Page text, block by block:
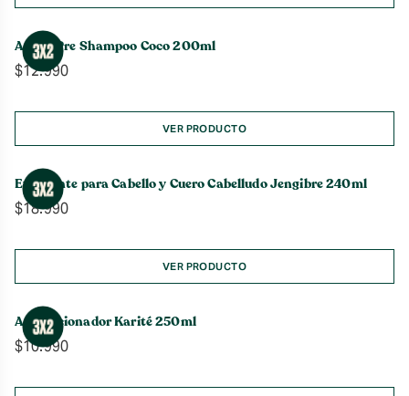
Aceite Pre Shampoo Coco 200ml
$12.990
VER PRODUCTO
Exfoliante para Cabello y Cuero Cabelludo Jengibre 240ml
$18.990
VER PRODUCTO
Acondicionador Karité 250ml
$10.990